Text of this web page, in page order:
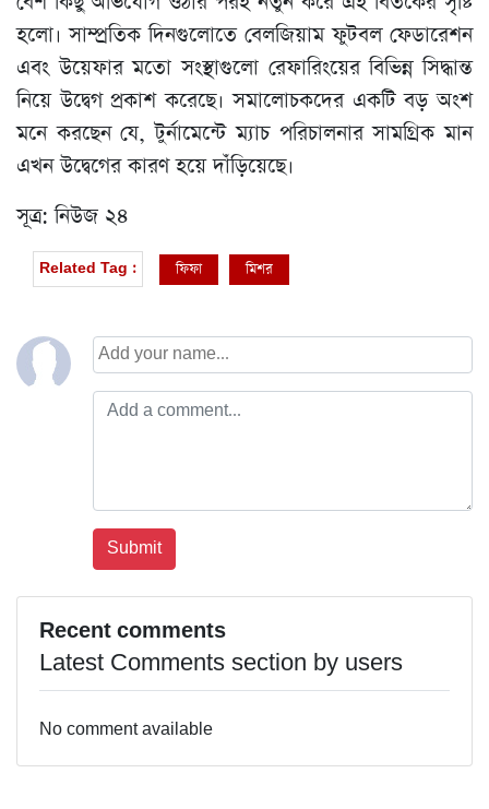
হলো। সাম্প্রতিক দিনগুলোতে বেলজিয়াম ফুটবল ফেডারেশন
এবং উয়েফার মতো সংস্থাগুলো রেফারিংয়ের বিভিন্ন সিদ্ধান্ত
নিয়ে উদ্বেগ প্রকাশ করেছে। সমালোচকদের একটি বড় অংশ
মনে করছেন যে, টুর্নামেন্টে ম্যাচ পরিচালনার সামগ্রিক মান
এখন উদ্বেগের কারণ হয়ে দাঁড়িয়েছে।
সূত্র: নিউজ ২৪
Related Tag : ফিফা মিশর
Recent comments
Latest Comments section by users
No comment available